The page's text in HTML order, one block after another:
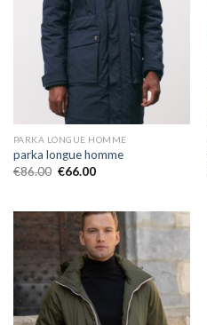
PARKA LONGUE HOMME
parka longue homme
€86.00 €66.00